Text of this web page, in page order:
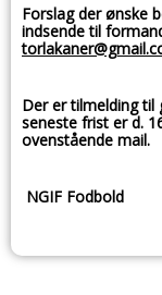
Forslag der ønske
indsende til
Der er tilmelding
seneste frist er d.
ovenstående mail.
NGIF Fodbold